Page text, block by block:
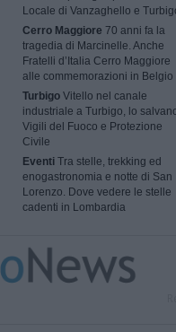
Locale di Vanzaghello e
Cerro Maggiore 70 anni fa la
tragedia di Marcinelle. Anche
Fratelli d’Italia Cerro Maggiore
alle commemorazioni in Belgio
TurbigoVitello nel canale
industriale a Turbigo, lo
Vigili del Fuoco e Protezione
Civile
EventiTra stelle, trekking ed
enogastronomia e notte di San
Lorenzo. Dove vedere le stelle
cadenti in Lombardia